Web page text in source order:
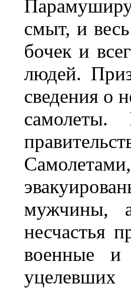
смыт, и
бочек и
людей.
сведения о
мужчины,
несчастья
военные и